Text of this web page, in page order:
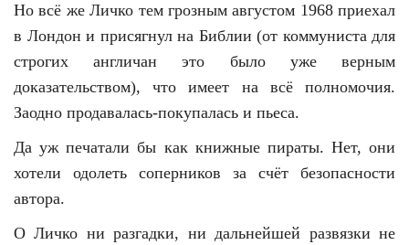
Но всё же Личко тем грозным августом 1968 приехал
в Лондон и присягнул на Библии (от коммуниста для
строгих англичан это было уже верным
доказательством), что имеет на всё полномочия.
Заодно продавалась-покупалась и пьеса.
Да уж печатали бы как книжные пираты. Нет, они
хотели одолеть соперников за счёт безопасности
автора.
О Личко ни разгадки, ни дальнейшей развязки не